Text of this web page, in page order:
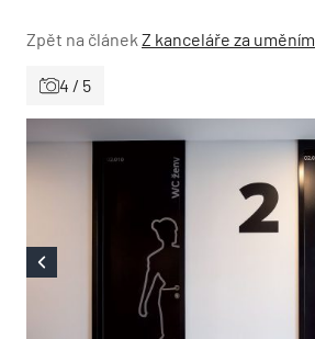
Zpět na článek Z kanceláře za uměním
4 / 5